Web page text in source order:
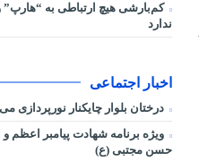
کم‌بارشی هیچ ارتباطی به “هارپ”
ندارد
اخبار اجتماعی
درختان بلوار چایکنار نورپردازی
ویژه برنامه شهادت پیامبر اعظم و
حسن مجتبی (ع)